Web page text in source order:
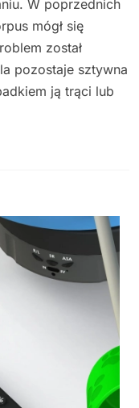
W poprzednich
mógł się
został
pozostaje sztywna
ją trąci lub